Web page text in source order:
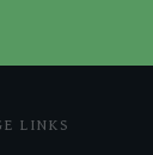
LINKS